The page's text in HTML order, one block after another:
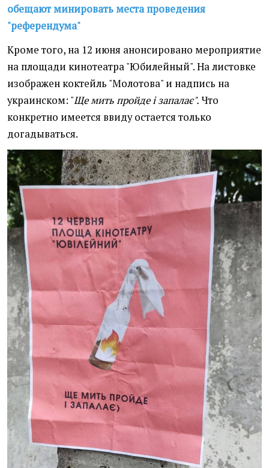
обещают минировать места проведения
"референдума"
Кроме того, на 12 июня анонсировано мероприятие
на площади кинотеатра "Юбилейный". На листовке
изображен коктейль "Молотова" и надпись на
украинском: "Ще мить пройде і запалає".Что
конкретно имеется ввиду остается только
догадываться.